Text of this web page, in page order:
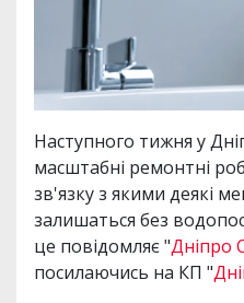
Наступного тижня у
масштабні ремонтні
зв'язку з якими деякі
залишаться без
це повідомляє "Дніпро
посилаючись на КП "